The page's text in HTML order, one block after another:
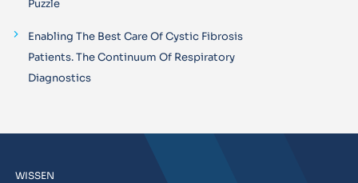
Puzzle
Enabling The Best Care Of Cystic Fibrosis
Patients. The Continuum Of Respiratory
Diagnostics
WISSEN